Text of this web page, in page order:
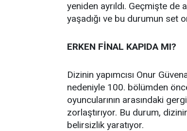
yeniden ayrıldı. Geçmişte
yaşadığı ve bu durumun set
ERKEN FİNAL KAPIDA MI?
Dizinin yapımcısı Onur
nedeniyle 100. bölümden
oyuncularının arasındaki
zorlaştırıyor. Bu durum,
belirsizlik yaratıyor.